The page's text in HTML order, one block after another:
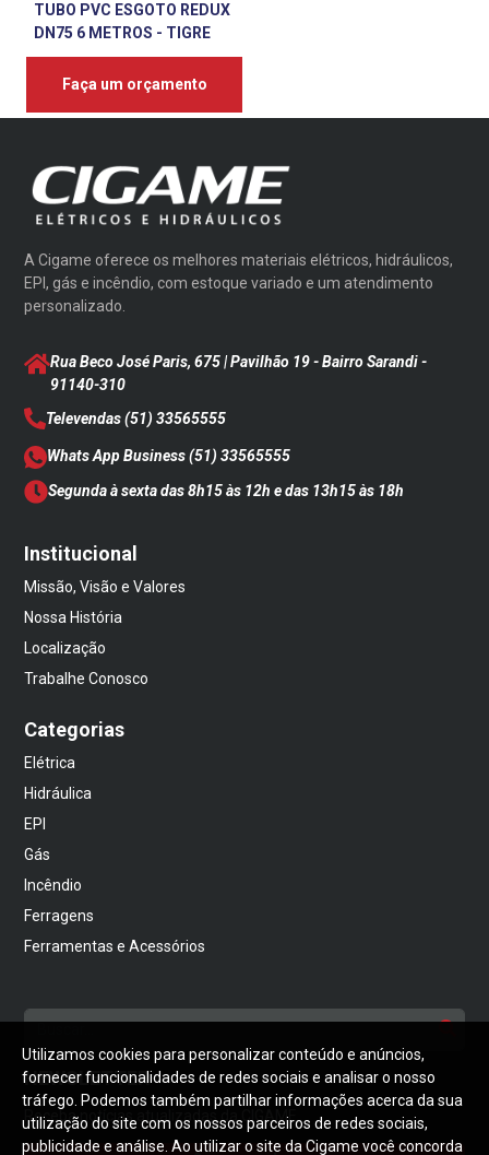
TUBO PVC ESGOTO REDUX
DN75 6 METROS - TIGRE
Faça um orçamento
A Cigame oferece os melhores materiais elétricos, hidráulicos,
EPI, gás e incêndio, com estoque variado e um atendimento
personalizado.
Rua Beco José Paris, 675 | Pavilhão 19 - Bairro Sarandi-
91140-310
Televendas(51) 33565555
Whats App Business(51) 33565555
Segunda à sexta das 8h15 às 12h e das 13h15 às 18h
Institucional
Missão, Visão e Valores
Nossa História
Localização
Trabalhe Conosco
Categorias
Elétrica
Hidráulica
EPI
Gás
Incêndio
Ferragens
Ferramentas e Acessórios
NEWSLETTER
Receba notícias atualizadas da CIGAME
Utilizamos cookies para personalizar conteúdo e anúncios,
fornecer funcionalidades de redes sociais e analisar o nosso
tráfego. Podemos também partilhar informações acerca da sua
utilização do site com os nossos parceiros de redes sociais,
publicidade e análise. Ao utilizar o site da Cigame você concorda